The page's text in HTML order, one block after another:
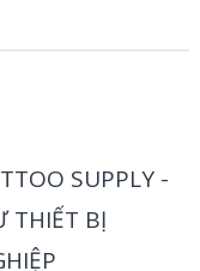
SUPPLY -
THIẾT BỊ